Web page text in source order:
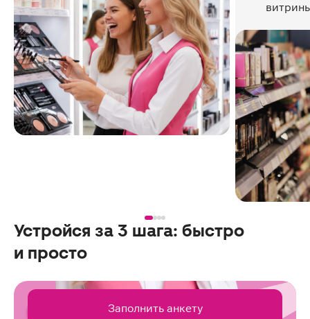
Устройся за 3 шага: быстро
и просто
Заполни анкетуЗаполнить анкету